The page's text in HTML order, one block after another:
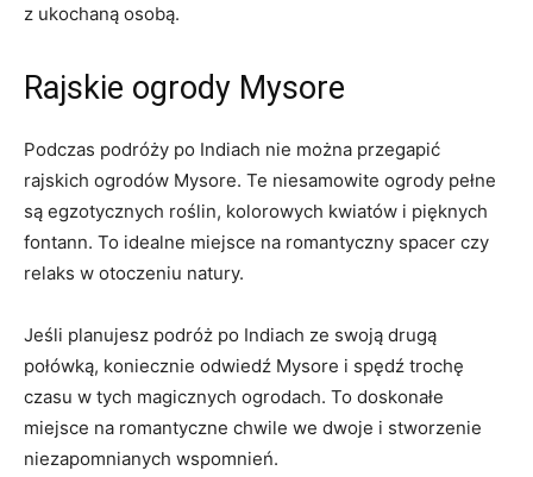
z‍ ukochaną osobą.
Rajskie ogrody Mysore
Podczas podróży po Indiach nie można przegapić
rajskich ⁤ogrodów⁤ Mysore. Te niesamowite ogrody pełne
są egzotycznych roślin, kolorowych kwiatów i pięknych
fontann. To idealne miejsce na romantyczny spacer‍ czy
relaks‌ w otoczeniu natury.
Jeśli​ planujesz podróż po Indiach ze swoją drugą
połówką, koniecznie odwiedź Mysore i spędź trochę
czasu w tych magicznych‌ ogrodach. To doskonałe
miejsce na romantyczne chwile we dwoje i​ stworzenie
niezapomnianych wspomnień.